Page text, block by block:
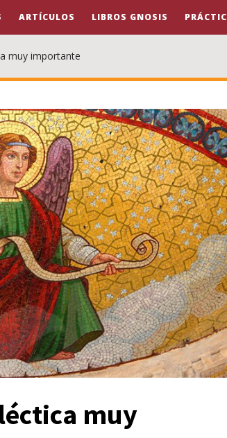
ARTÍCULOS LIBROS GNOSIS
muy importante
muy